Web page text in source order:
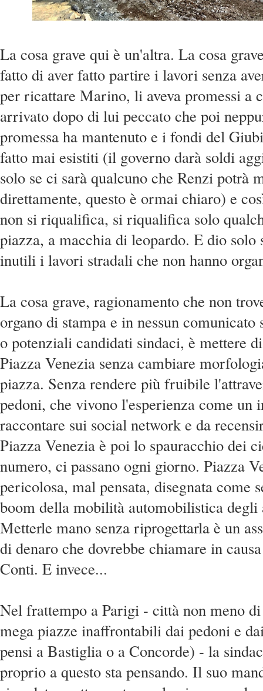
La cosa grave qui è un'altra. La cosa
fatto di aver fatto partire i lavori senza
per ricattare Marino, li aveva promessi a
arrivato dopo di lui peccato che poi
promessa ha mantenuto e i fondi del
fatto mai esistiti (il governo darà soldi
solo se ci sarà qualcuno che Renzi potrà
direttamente, questo è ormai chiaro) e
non si riqualifica, si riqualifica solo
piazza, a macchia di leopardo. E dio solo
inutili i lavori stradali che non hanno
La cosa grave, ragionamento che non
organo di stampa e in nessun
o potenziali candidati sindaci, è mettere
Piazza Venezia senza cambiare
piazza. Senza rendere più fruibile
pedoni, che vivono l'esperienza come un
raccontare sui social network e da
Piazza Venezia è poi lo spauracchio dei
numero, ci passano ogni giorno. Piazza
pericolosa, mal pensata, disegnata come
boom della mobilità automobilistica degli
Metterle mano senza riprogettarla è un
di denaro che dovrebbe chiamare in
Conti. E invece...
Nel frattempo a Parigi - città non meno
mega piazze inaffrontabili dai pedoni e
pensi a Bastiglia o a Concorde) - la
proprio a questo sta pensando. Il suo